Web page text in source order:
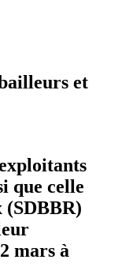
et
que celle
(SDBBR)
mars à